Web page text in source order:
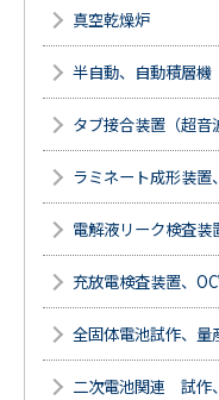
真空乾燥炉
半自動、自動積層機
タブ接合装置（超音
ラミネート成形装
電解液リーク検査装
充放電検査装置、
全固体電池試作、
二次電池関連 試作